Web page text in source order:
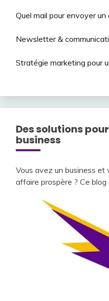
Quel mail pour envoyer
Newsletter &
Stratégie marketing pour
Des solutions
business
Vous avez un business et
affaire prospère ? Ce